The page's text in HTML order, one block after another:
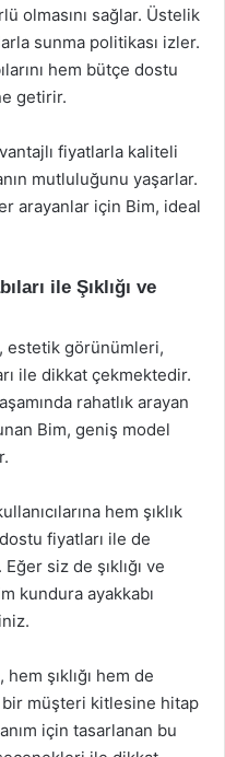
olmasını sağlar. Üstelik
sunma politikası izler.
hem bütçe dostu
getirir.
fiyatlarla kaliteli
mutluluğunu yaşarlar.
arayanlar için Bim, ideal
ile Şıklığı ve
estetik görünümleri,
ile dikkat çekmektedir.
rahatlık arayan
Bim, geniş model
hem şıklık
fiyatları ile de
siz de şıklığı ve
kundura ayakkabı
şıklığı hem de
müşteri kitlesine hitap
için tasarlanan bu